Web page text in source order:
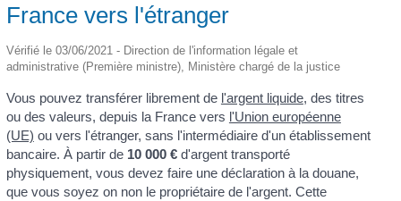
France vers l'étranger
Vérifié le 03/06/2021 - Direction de l'information légale et
administrative (Première ministre), Ministère chargé de la justice
Vous pouvez transférer librement de l'argent liquide, des titres
ou des valeurs, depuis la France vers l'Union européenne
(UE) ou vers l'étranger, sans l'intermédiaire d'un établissement
bancaire. À partir de 10 000 €d'argent transporté
physiquement, vous devez faire une déclaration à la douane,
que vous soyez on non le propriétaire de l'argent. Cette